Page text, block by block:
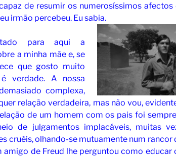
de resumir os numerosíssimos afectos
irmão percebeu. Eu sabia.
para aqui a
a minha mãe e, se
que gosto muito
verdade. A nossa
complexa,
relação verdadeira, mas não vou,
de um homem com os pais foi
de julgamentos implacáveis, muitas
cruéis, olhando-se mutuamente num rancor
amigo de Freud lhe perguntou como educar